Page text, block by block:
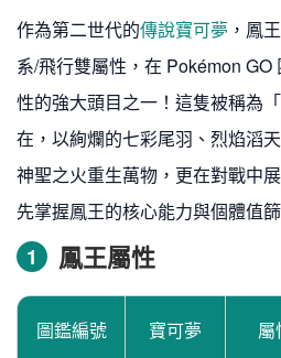
作為第二世代的傳說寶可夢 ，鳳
系/飛行雙屬性，在 Pokémon
性的強大頭目之一！這隻被稱為
在，以絢爛的七彩尾羽、烈焰滔
神聖之火重生萬物，更在對戰中
先掌握鳳王的核心能力與個體值篩
1 鳳王屬性
圖鑑編號 寶可夢 屬